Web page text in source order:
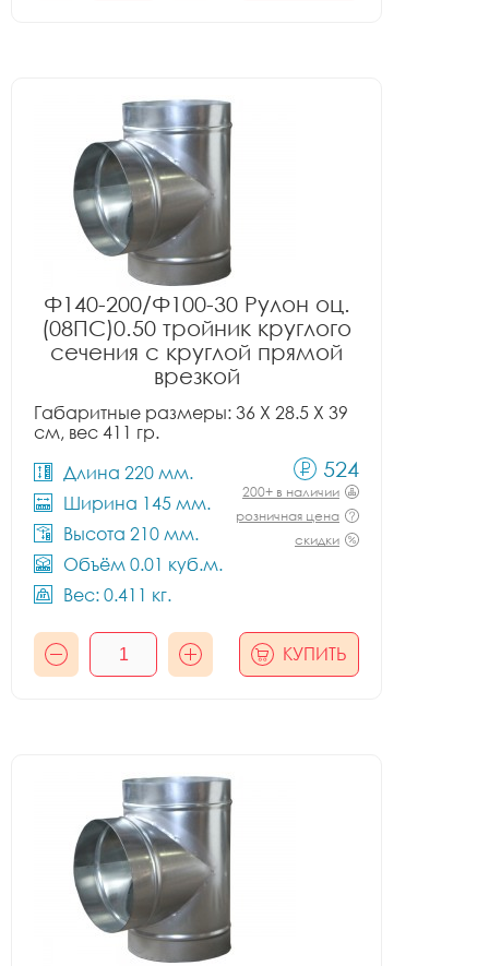
Ф140-200/Ф100-30 Рулон оц.
(08ПС)0.50 тройник круглого
сечения с круглой прямой
врезкой
Габаритные размеры: 36 X 28.5 X 39
см, вес 411 гр.
Длина 220 мм.
Ширина 145 мм.
Высота 210 мм.
Объём 0.01 куб.м.
Вес: 0.411 кг.
524
200+ в наличии
розничная цена
скидки
КУПИТЬ